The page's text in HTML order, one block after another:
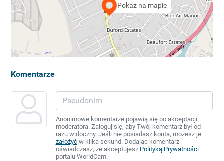
Pokaż na mapie
Komentarze
Anonimowe komentarze pojawią się po akceptacji
moderatora. Zaloguj się, aby Twój komentarz był od
razu widoczny. Jeśli nie posiadasz konta, możesz je
założyćw kilka sekund. Dodając komentarz
oświadczasz, że akceptujesz Polityką Prywatności
portalu WorldCam.